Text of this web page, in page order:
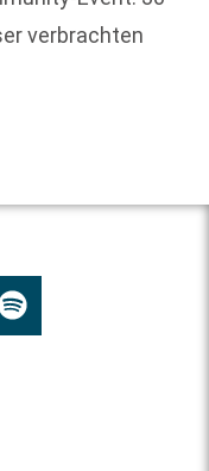
verbrachten